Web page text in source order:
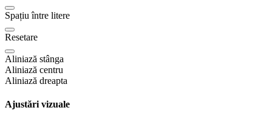
Spațiu între litere
Resetare
Aliniază stânga
Aliniază centru
Aliniază dreapta
Ajustări vizuale